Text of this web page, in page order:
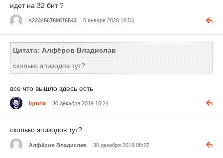
идет на 32 бит ?
s223456789876543 5 января 2020 18:53
Цитата: Алфёров Владислав
сколько эпизодов тут?
все что вышло здесь есть
igruha 30 декабря 2019 15:24
сколько эпизодов тут?
Алфёров Владислав 30 декабря 2019 08:27